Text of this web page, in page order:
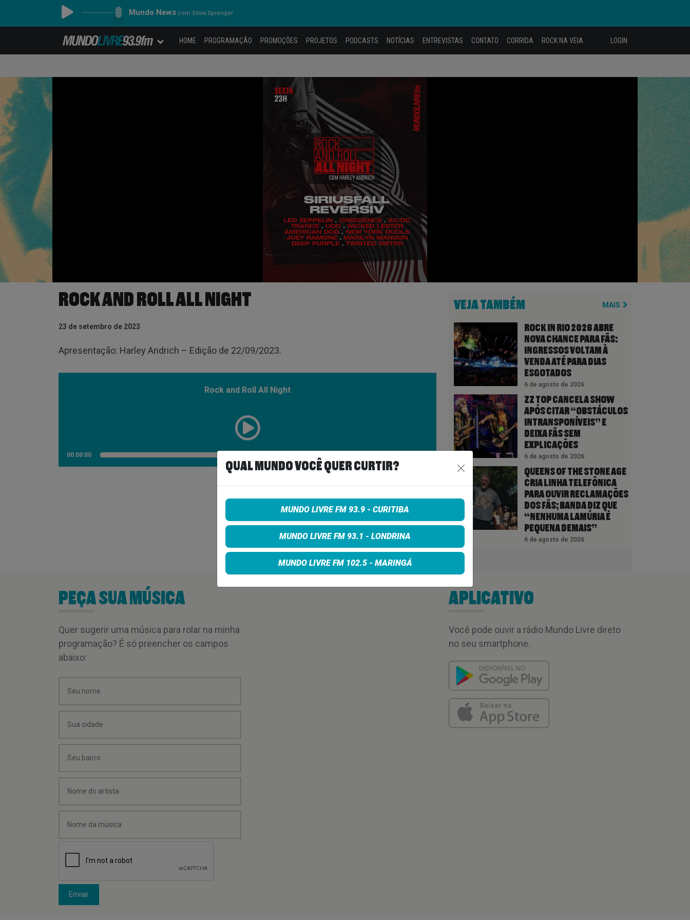
Mundo News com Silvia Sprenger
HOME PROGRAMAÇÃO PROMOÇÕES PROJETOS PODCASTS NOTÍCIAS ENTREVISTAS CONTATO CORRIDA ROCK NA VEIA LOGIN
ROCK AND ROLL ALL NIGHT
23 de setembro de 2023
Apresentação: Harley Andrich – Edição de 22/09/2023.
Rock and Roll All Night
00:00:00
VEJA TAMBÉM MAIS
ROCK IN RIO 2026 ABRE
NOVA CHANCE PARA FÃS:
INGRESSOS VOLTAM À
VENDA ATÉ PARA DIAS
ESGOTADOS
6 de agosto de 2026
ZZ TOP CANCELA SHOW
APÓS CITAR “OBSTÁCULOS
INTRANSPONÍVEIS” E
DEIXA FÃS SEM
EXPLICAÇÕES
6 de agosto de 2026
QUEENS OF THE STONE AGE
CRIA LINHA TELEFÔNICA
PARA OUVIR RECLAMAÇÕES
DOS FÃS; BANDA DIZ QUE
“NENHUMA LAMÚRIA É
PEQUENA DEMAIS”
6 de agosto de 2026
PEÇA SUA MÚSICA
Quer sugerir uma música para rolar na minha
programação? É só preencher os campos
abaixo:
Enviar
APLICATIVO
Você pode ouvir a rádio Mundo Livre direto
no seu smartphone.
QUAL MUNDO VOCÊ QUER CURTIR?
MUNDO LIVRE FM 93.9 - CURITIBA
MUNDO LIVRE FM 93.1 - LONDRINA
MUNDO LIVRE FM 102.5 - MARINGÁ